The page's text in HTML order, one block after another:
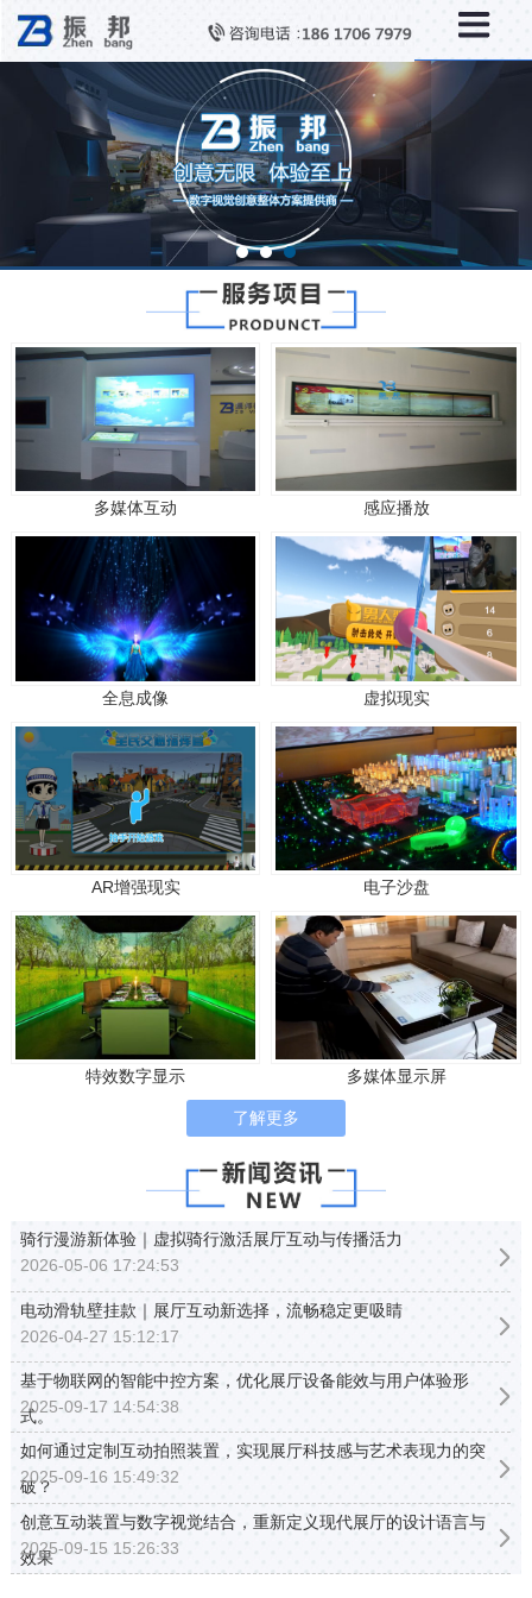
多媒体互动 感应播放
全息成像 虚拟现实
AR增强现实 电子沙盘
特效数字显示 多媒体显示屏
了解更多
骑行漫游新体验｜虚拟骑行激活展厅互动与传播活力
2026-05-06 17:24:53
电动滑轨壁挂款｜展厅互动新选择，流畅稳定更吸睛
2026-04-27 15:12:17
基于物联网的智能中控方案，优化展厅设备能效与用户体验形
式。
2025-09-17 14:54:38
如何通过定制互动拍照装置，实现展厅科技感与艺术表现力的突
破？
2025-09-16 15:49:32
创意互动装置与数字视觉结合，重新定义现代展厅的设计语言与
效果
2025-09-15 15:26:33